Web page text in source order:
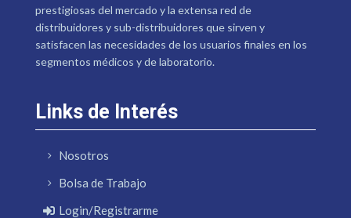
prestigiosas del mercado y la extensa red de
distribuidores y sub-distribuidores que sirven y
satisfacen las necesidades de los usuarios finales en los
segmentos médicos y de laboratorio.
Links de Interés
Nosotros
Bolsa de Trabajo
Login/Registrarme